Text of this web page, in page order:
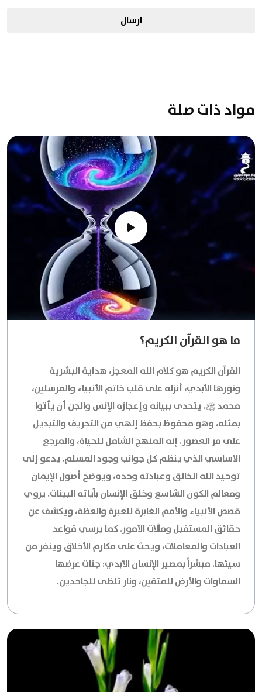
ارسال
مواد ذات صلة
ما هو القرآن الكريم؟
القرآن الكريم هو كلام الله المعجز، هداية البشرية
ونورها الأبدي، أنزله على قلب خاتم الأنبياء والمرسلين،
محمد ﷺ. يتحدى ببيانه وإعجازه الإنس والجن أن يأتوا
بمثله، وهو محفوظ بحفظ إلهي من التحريف والتبديل
على مر العصور. إنه المنهج الشامل للحياة، والمرجع
الأساسي الذي ينظم كل جوانب وجود المسلم. يدعو إلى
توحيد الله الخالق وعبادته وحده، ويوضح أصول الإيمان
ومعالم الكون الشاسع وخلق الإنسان بآياته البينات. يروي
قصص الأنبياء والأمم الغابرة للعبرة والعظة، ويكشف عن
حقائق المستقبل ومآلات الأمور. كما يرسي قواعد
العبادات والمعاملات، ويحث على مكارم الأخلاق وينفر من
سيئها. مبشراً بمصير الإنسان الأبدي: جنات عرضها
السماوات والأرض للمتقين، ونار تلظى للجاحدين.